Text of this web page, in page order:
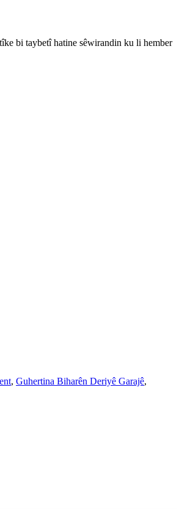
bi taybetî hatine sêwirandin ku li hember
, Guhertina Biharên Deriyê Garajê,